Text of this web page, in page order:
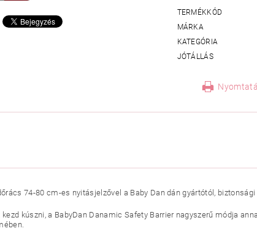
TERMÉKKÓD
MÁRKA
KATEGÓRIA
JÓTÁLLÁS
74-80 cm-es nyitásjelzővel a Baby Dan dán gyártótól, biztonsági
kúszni, a BabyDan Danamic Safety Barrier nagyszerű módja